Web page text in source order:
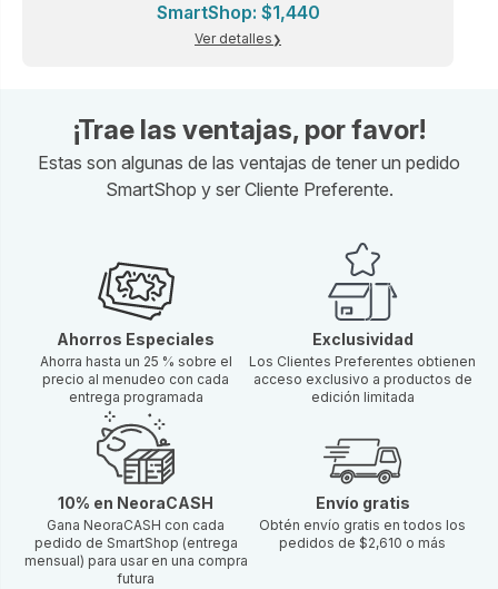
SmartShop: $1,440
Ver detalles
¡Trae las ventajas, por favor!
Estas son algunas de las ventajas de tener un pedido
SmartShop y ser Cliente Preferente.
Ahorros Especiales
Ahorra hasta un 25 % sobre el
precio al menudeo con cada
entrega programada
Exclusividad
Los Clientes Preferentes obtienen
acceso exclusivo a productos de
edición limitada
10% en NeoraCASH
Gana NeoraCASH con cada
pedido de SmartShop (entrega
mensual) para usar en una compra
futura
Envío gratis
Obtén envío gratis en todos los
pedidos de $2,610 o más